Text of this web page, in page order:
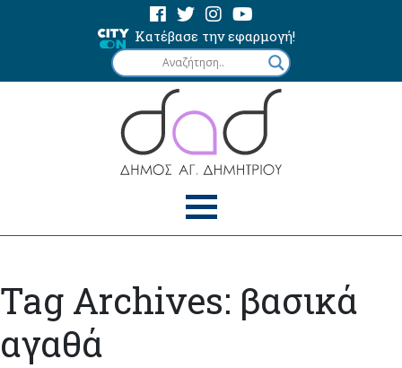
Κατέβασε την εφαρμογή!
Tag Archives: βασικά
αγαθά